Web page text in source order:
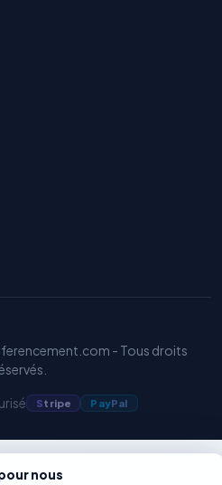
- Tous droits
Stripe PayPal
nous